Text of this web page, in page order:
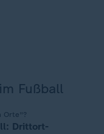
Fußball
Orte"?
Drittort-